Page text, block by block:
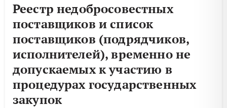
Реестр недобросовестных
поставщиков и список
поставщиков (подрядчиков,
исполнителей), временно не
допускаемых к участию в
процедурах государственных
закупок